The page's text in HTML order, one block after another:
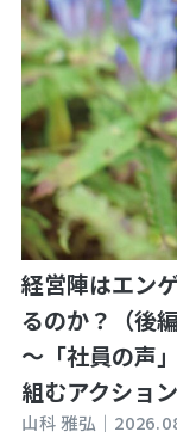
経営陣はエン
るのか？（後編
～「社員の声
組むアクショ
山科 雅弘｜